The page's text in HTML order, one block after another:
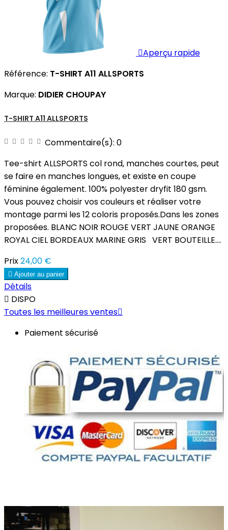
Aperçu rapide
Référence: T-SHIRT A11 ALLSPORTS
Marque: DIDIER CHOUPAY
T-SHIRT A11 ALLSPORTS
Commentaire(s): 0
Tee-shirt ALLSPORTS col rond, manches courtes, peut
se faire en manches longues, et existe en coupe
féminine également. 100% polyester dryfit 180 gsm.
Vous pouvez choisir vos couleurs et réaliser votre
montage parmi les 12 coloris proposés.Dans les zones
proposées. BLANC NOIR ROUGE VERT JAUNE ORANGE
ROYAL CIEL BORDEAUX MARINE GRIS VERT BOUTEILLE....
Prix24,00 €
 Ajouter au panier
Détails
 DISPO
Toutes les meilleures ventes
Paiement sécurisé